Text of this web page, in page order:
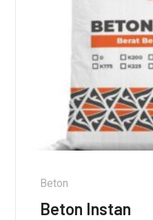
Beton
Beton Instan